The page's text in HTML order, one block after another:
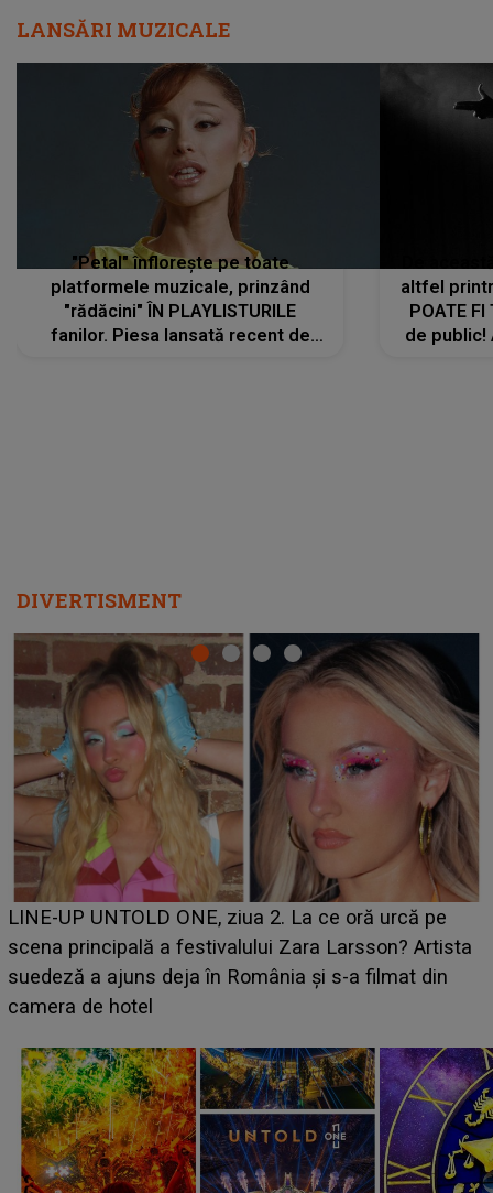
LANSĂRI MUZICALE
"Petal" înflorește pe toate
platformele muzicale, prinzând
"rădăcini" ÎN PLAYLISTURILE
fanilor. Piesa lansată recent de
altfel
POATE FI
de public!
DIVERTISMENT
Ce a dezvăluit noua concurentă din "Casa Iubirii" l-a
luat prin surprindere pe Emanuel. CINE ESTE
BĂIATUL VIZAT de Alexandra?! Aflându-se în fața
faptului împlinit, A RECUNOSCUT IMEDIAT: "Am